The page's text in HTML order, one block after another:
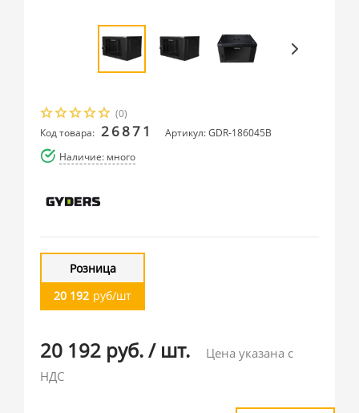
(0)
Код товара: 26871
Артикул: GDR-186045B
Наличие: много
Розница
20 192 руб/шт
20 192 руб./ шт.
Цена указана с
НДС